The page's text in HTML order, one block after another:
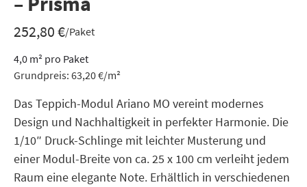
252,80€/Paket
4,0 m² pro Paket
Grundpreis: 63,20€/m²
Das Teppich-Modul Ariano MO vereint modernes
Design und Nachhaltigkeit in perfekter Harmonie. Die
1/10″ Druck-Schlinge mit leichter Musterung und
einer Modul-Breite von ca. 25 x 100 cm verleiht jedem
Raum eine elegante Note. Erhältlich in verschiedenen